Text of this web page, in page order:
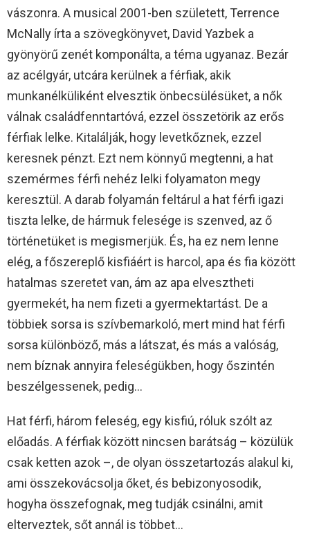
vászonra. A musical 2001-ben született, Terrence
McNally írta a szövegkönyvet, David Yazbek a
gyönyörű zenét komponálta, a téma ugyanaz. Bezár
az acélgyár, utcára kerülnek a férfiak, akik
munkanélküliként elvesztik önbecsülésüket, a nők
válnak családfenntartóvá, ezzel összetörik az erős
férfiak lelke. Kitalálják, hogy levetkőznek, ezzel
keresnek pénzt. Ezt nem könnyű megtenni, a hat
szemérmes férfi nehéz lelki folyamaton megy
keresztül. A darab folyamán feltárul a hat férfi igazi
tiszta lelke, de hármuk felesége is szenved, az ő
történetüket is megismerjük. És, ha ez nem lenne
elég, a főszereplő kisfiáért is harcol, apa és fia között
hatalmas szeretet van, ám az apa elvesztheti
gyermekét, ha nem fizeti a gyermektartást. De a
többiek sorsa is szívbemarkoló, mert mind hat férfi
sorsa különböző, más a látszat, és más a valóság,
nem bíznak annyira feleségükben, hogy őszintén
beszélgessenek, pedig…
Hat férfi, három feleség, egy kisfiú, róluk szólt az
előadás. A férfiak között nincsen barátság – közülük
csak ketten azok –, de olyan összetartozás alakul ki,
ami összekovácsolja őket, és bebizonyosodik,
hogyha összefognak, meg tudják csinálni, amit
elterveztek, sőt annál is többet…